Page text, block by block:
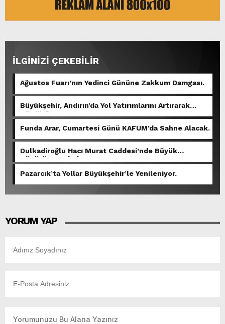
İLGİNİZİ ÇEKEBİLİR
Ağustos Fuarı’nın Yedinci Gününe Zakkum Damgası.
Büyükşehir, Andırın’da Yol Yatırımlarını Artırarak
Sürdürüyor.
Funda Arar, Cumartesi Günü KAFUM’da Sahne Alacak.
Dulkadiroğlu Hacı Murat Caddesi’nde Büyük
Dönüşüm Başladı.
Pazarcık’ta Yollar Büyükşehir’le Yenileniyor.
YORUM YAP